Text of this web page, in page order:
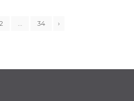
2 34 ›